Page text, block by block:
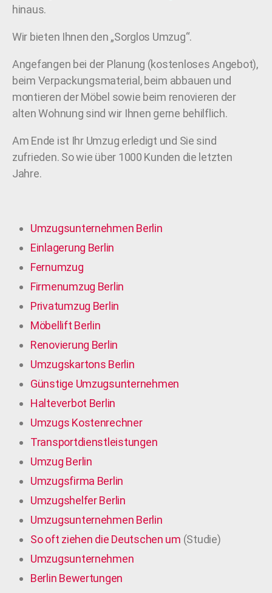
hinaus.
Wir bieten Ihnen den „Sorglos Umzug“.
Angefangen bei der Planung (kostenloses Angebot),
beim Verpackungsmaterial, beim abbauen und
montieren der Möbel sowie beim renovieren der
alten Wohnung sind wir Ihnen gerne behilflich.
Am Ende ist Ihr Umzug erledigt und Sie sind
zufrieden. So wie über 1000 Kunden die letzten
Jahre.
Umzugsunternehmen Berlin
Einlagerung Berlin
Fernumzug
Firmenumzug Berlin
Privatumzug Berlin
Möbellift Berlin
Renovierung Berlin
Umzugskartons Berlin
Günstige Umzugsunternehmen
Halteverbot Berlin
Umzugs Kostenrechner
Transportdienstleistungen
Umzug Berlin
Umzugsfirma Berlin
Umzugshelfer Berlin
Umzugsunternehmen Berlin
So oft ziehen die Deutschen um (Studie)
Umzugsunternehmen
Berlin Bewertungen